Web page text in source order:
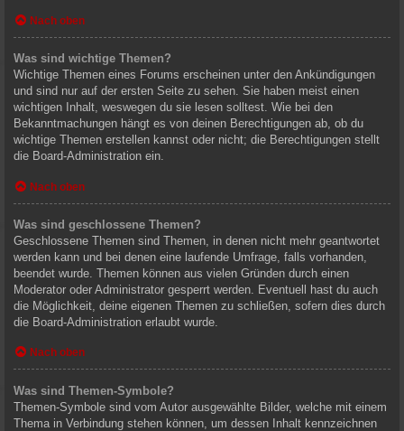
Nach oben
Was sind wichtige Themen?
Wichtige Themen eines Forums erscheinen unter den Ankündigungen
und sind nur auf der ersten Seite zu sehen. Sie haben meist einen
wichtigen Inhalt, weswegen du sie lesen solltest. Wie bei den
Bekanntmachungen hängt es von deinen Berechtigungen ab, ob du
wichtige Themen erstellen kannst oder nicht; die Berechtigungen stellt
die Board-Administration ein.
Nach oben
Was sind geschlossene Themen?
Geschlossene Themen sind Themen, in denen nicht mehr geantwortet
werden kann und bei denen eine laufende Umfrage, falls vorhanden,
beendet wurde. Themen können aus vielen Gründen durch einen
Moderator oder Administrator gesperrt werden. Eventuell hast du auch
die Möglichkeit, deine eigenen Themen zu schließen, sofern dies durch
die Board-Administration erlaubt wurde.
Nach oben
Was sind Themen-Symbole?
Themen-Symbole sind vom Autor ausgewählte Bilder, welche mit einem
Thema in Verbindung stehen können, um dessen Inhalt kennzeichnen